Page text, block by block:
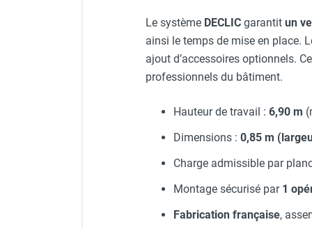
Le système DECLIC garantit un
ainsi le temps de mise en place.
ajout d’accessoires optionnels.
professionnels du bâtiment.
Hauteur de travail : 6,90 m
Dimensions : 0,85 m
Charge admissible par
Montage sécurisé par 1
Fabrication française,